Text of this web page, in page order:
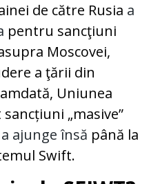
de către Rusia a
pentru sancţiuni
Moscovei,
a ţării din
Uniunea
„masive”
ajunge însă până la
Swift.